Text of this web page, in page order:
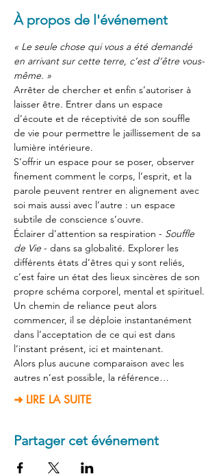
À propos de l'événement
« Le seule chose qui vous a été demandé
en arrivant sur cette terre, c’est d’être vous-
même. »
Arrêter de chercher et enfin s’autoriser à
laisser être. Entrer dans un espace
d’écoute et de réceptivité de son souffle
de vie pour permettre le jaillissement de sa
lumière intérieure.
S’offrir un espace pour se poser, observer
finement comment le corps, l’esprit, et la
parole peuvent rentrer en alignement avec
soi mais aussi avec l’autre : un espace
subtile de conscience s’ouvre.
Éclairer d’attention sa respiration - Souffle
de Vie - dans sa globalité. Explorer les
différents états d’êtres qui y sont reliés,
c’est faire un état des lieux sincères de son
propre schéma corporel, mental et spirituel.
Un chemin de reliance peut alors
commencer, il se déploie instantanément
dans l’acceptation de ce qui est dans
l’instant présent, ici et maintenant.
Alors plus aucune comparaison avec les
autres n’est possible, la référence…
➜ LIRE LA SUITE
Partager cet événement